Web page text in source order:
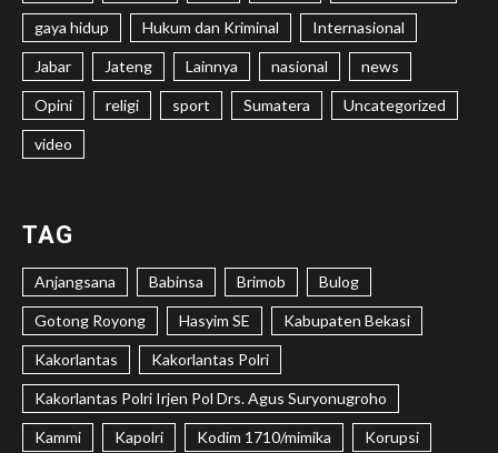
gaya hidup Hukum dan Kriminal Internasional
Jabar Jateng Lainnya nasional news
Opini religi sport Sumatera Uncategorized
video
TAG
Anjangsana Babinsa Brimob Bulog
Gotong Royong Hasyim SE Kabupaten Bekasi
Kakorlantas Kakorlantas Polri
Kakorlantas Polri Irjen Pol Drs. Agus Suryonugroho
Kammi Kapolri Kodim 1710/mimika Korupsi